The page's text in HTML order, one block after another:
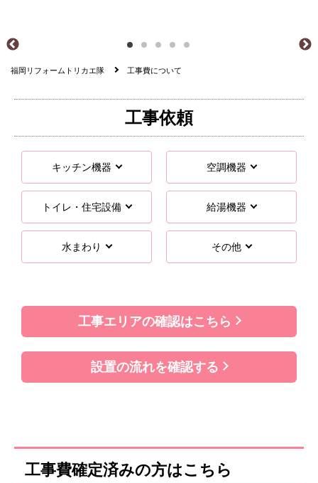
福岡リフォームトリカエ隊 工事費について
工事依頼
キッチン機器 空調機器
トイレ・住宅設備 給湯機器
水まわり その他
工事エリアの確認はこちら
設置の流れを確認する
工事費確定済みの方はこちら